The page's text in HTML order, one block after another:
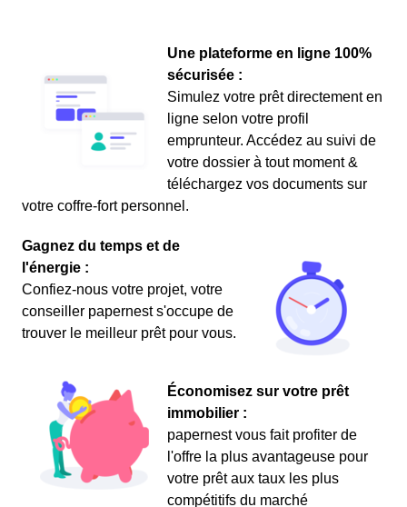
Une plateforme en ligne 100%
sécurisée :
Simulez votre prêt directement en
ligne selon votre profil
emprunteur. Accédez au suivi de
votre dossier à tout moment &
téléchargez vos documents sur
votre coffre-fort personnel.
Gagnez du temps et de
l'énergie :
Confiez-nous votre projet, votre
conseiller papernest s'occupe de
trouver le meilleur prêt pour vous.
Économisez sur votre prêt
immobilier :
papernest vous fait profiter de
l'offre la plus avantageuse pour
votre prêt aux taux les plus
compétitifs du marché